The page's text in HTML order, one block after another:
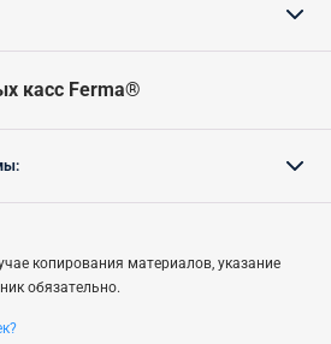
касс Ferma®
копирования материалов, указание
обязательно.